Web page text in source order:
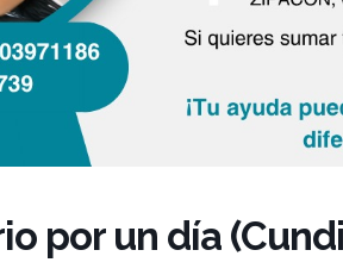
por un día